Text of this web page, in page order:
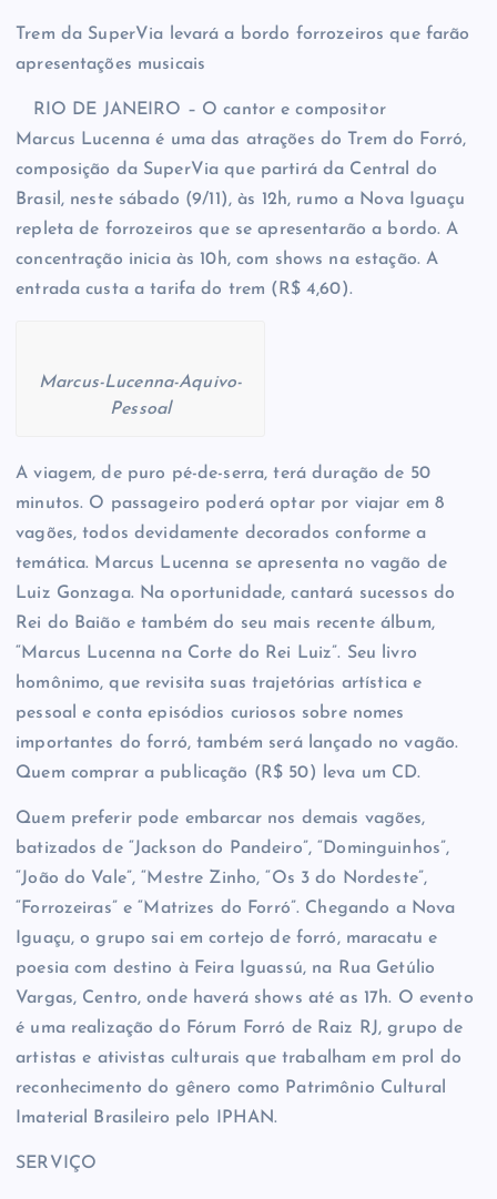
Trem da SuperVia levará a bordo forrozeiros que farão
apresentações musicais
RIO DE JANEIRO – O cantor e compositor
Marcus Lucenna é uma das atrações do Trem do Forró,
composição da SuperVia que partirá da Central do
Brasil, neste sábado (9/11), às 12h, rumo a Nova Iguaçu
repleta de forrozeiros que se apresentarão a bordo. A
concentração inicia às 10h, com shows na estação. A
entrada custa a tarifa do trem (R$ 4,60).
Marcus-Lucenna-Aquivo-
Pessoal
A viagem, de puro pé-de-serra, terá duração de 50
minutos. O passageiro poderá optar por viajar em 8
vagões, todos devidamente decorados conforme a
temática. Marcus Lucenna se apresenta no vagão de
Luiz Gonzaga. Na oportunidade, cantará sucessos do
Rei do Baião e também do seu mais recente álbum,
“Marcus Lucenna na Corte do Rei Luiz”. Seu livro
homônimo, que revisita suas trajetórias artística e
pessoal e conta episódios curiosos sobre nomes
importantes do forró, também será lançado no vagão.
Quem comprar a publicação (R$ 50) leva um CD.
Quem preferir pode embarcar nos demais vagões,
batizados de “Jackson do Pandeiro”, “Dominguinhos”,
“João do Vale”, “Mestre Zinho, “Os 3 do Nordeste”,
“Forrozeiras” e “Matrizes do Forró”. Chegando a Nova
Iguaçu, o grupo sai em cortejo de forró, maracatu e
poesia com destino à Feira Iguassú, na Rua Getúlio
Vargas, Centro, onde haverá shows até as 17h. O evento
é uma realização do Fórum Forró de Raiz RJ, grupo de
artistas e ativistas culturais que trabalham em prol do
reconhecimento do gênero como Patrimônio Cultural
Imaterial Brasileiro pelo IPHAN.
SERVIÇO